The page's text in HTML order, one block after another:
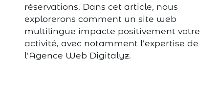
réservations. Dans cet article, nous
explorerons comment un site web
multilingue impacte positivement votre
activité, avec notamment l'expertise de
l'Agence Web Digitalyz.